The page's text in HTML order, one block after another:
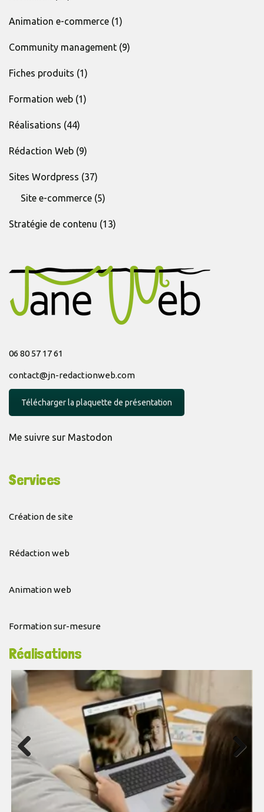
Animation e-commerce (1)
Community management (9)
Fiches produits (1)
Formation web (1)
Réalisations (44)
Rédaction Web (9)
Sites Wordpress (37)
Site e-commerce (5)
Stratégie de contenu (13)
06 80 57 17 61
contact@jn-redactionweb.com
Télécharger la plaquette de présentation
Me suivre sur Mastodon
Services
Création de site
Rédaction web
Animation web
Formation sur-mesure
Réalisations
Previous